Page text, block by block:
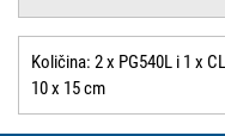
Količina: 2 x PG540L i 1 x
10 x 15 cm